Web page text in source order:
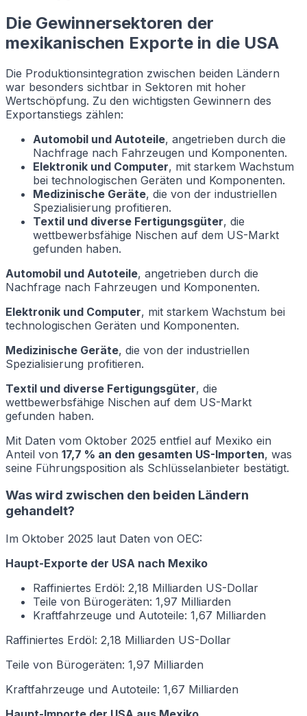
Die Gewinnersektoren der
mexikanischen Exporte in die USA
Die Produktionsintegration zwischen beiden Ländern
war besonders sichtbar in Sektoren mit hoher
Wertschöpfung. Zu den wichtigsten Gewinnern des
Exportanstiegs zählen:
Automobil und Autoteile, angetrieben durch die
Nachfrage nach Fahrzeugen und Komponenten.
Elektronik und Computer, mit starkem Wachstum
bei technologischen Geräten und Komponenten.
Medizinische Geräte, die von der industriellen
Spezialisierung profitieren.
Textil und diverse Fertigungsgüter, die
wettbewerbsfähige Nischen auf dem US-Markt
gefunden haben.
Automobil und Autoteile, angetrieben durch die
Nachfrage nach Fahrzeugen und Komponenten.
Elektronik und Computer, mit starkem Wachstum bei
technologischen Geräten und Komponenten.
Medizinische Geräte, die von der industriellen
Spezialisierung profitieren.
Textil und diverse Fertigungsgüter, die
wettbewerbsfähige Nischen auf dem US-Markt
gefunden haben.
Mit Daten vom Oktober 2025 entfiel auf Mexiko ein
Anteil von 17,7 % an den gesamten US-Importen, was
seine Führungsposition als Schlüsselanbieter bestätigt.
Was wird zwischen den beiden Ländern
gehandelt?
Im Oktober 2025 laut Daten von OEC:
Haupt-Exporte der USA nach Mexiko
Raffiniertes Erdöl: 2,18 Milliarden US-Dollar
Teile von Bürogeräten: 1,97 Milliarden
Kraftfahrzeuge und Autoteile: 1,67 Milliarden
Raffiniertes Erdöl: 2,18 Milliarden US-Dollar
Teile von Bürogeräten: 1,97 Milliarden
Kraftfahrzeuge und Autoteile: 1,67 Milliarden